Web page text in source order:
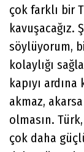
çok farklı bir
kavuşacağız.
söylüyorum,
kolaylığı
kapıyı
akmaz,
olmasın.
çok daha